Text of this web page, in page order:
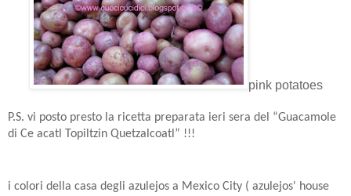
pink potatoes
P.S. vi posto presto la ricetta preparata ieri sera del “Guacamole
di Ce acatl Topiltzin Quetzalcoatl” !!!
i colori della casa degli azulejos a Mexico City ( azulejos' house